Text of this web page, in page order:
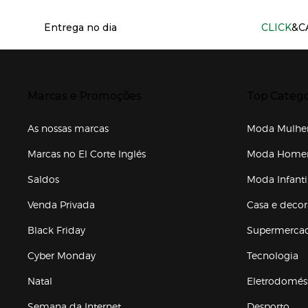
Entrega no dia CLICK
As nossas marcas
Marcas no El Corte Inglés
Saldos
Venda Privada
Black Friday
Cyber Monday
Natal
Moda
Moda
Moda
Casa e
Tecnologia